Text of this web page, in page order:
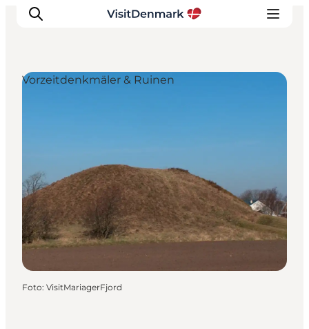
Unterkünfte
Reiseplanung
Vorzeitdenkmäler & Ruinen
Foto: VisitMariagerFjord